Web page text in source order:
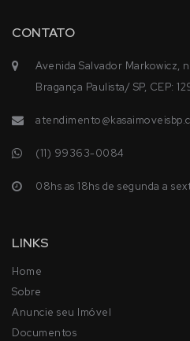
CONTATO
Avenida Salvador Markowicz,
Bragança Paulista/ SP, CEP:
(11) 99363-0084
08hs as 18hs de segunda a
LINKS
Home
Sobre
Anuncie seu Imóvel
Documentos